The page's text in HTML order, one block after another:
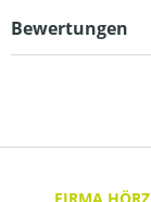
Bewertungen